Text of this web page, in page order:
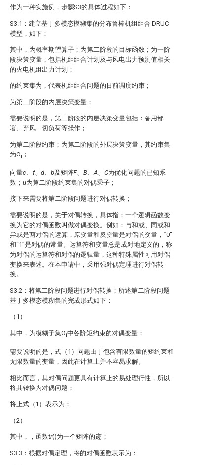
作为一种实施例，步骤S3的具体过程如下：
S3.1：建立基于多模态模糊集的分布鲁棒机组组合 DRUC
模型，如下：
其中， 为概率期望算子； 为第二阶段的目标函数； 为一阶
段决策变量，包括机组组合计划及与风电出力预测值相关
的火电机组出力计划；
的约束集为 ，代表机组组合问题的日前调度约束；
为第二阶段的内层决策变量；
需要说明的是，第二阶段的内层决策变量包括：备用部
署、弃风、切负荷等操作；
为第二阶段约束； 为第二阶段的外层决策变量，其约束集
为Ωi ；
向量c、 f、 d、 b及矩阵F、 B、A、 C为优化问题的已知系
数； u为第二阶段约束集的对偶乘子；
接下来需要将第二阶段问题进行对偶转换；
需要说明的是，关于对偶转换，具体指：一个逻辑函数变
换为它的对偶函数叫做对偶变换。例如：与和或、同或和
异或是两对偶的运算，原变量和反变量是对偶的变量，“0”
和“1”是对偶的常量。运算符和变量总是成对地定义的，称
为对偶的运算符和对偶的逻辑量，这种特殊属性可用对偶
变换来表述。在本申请中，采用强对偶定理进行对偶转
换。
S3.2：将第二阶段问题进行对偶转换；所述第二阶段问题
基于多模态模糊集的完成形式如下：
（1）
其中， 为模糊子集Ωi中各阶矩约束的对偶变量；
需要说明的是，式（1）问题由于包含有限数量的矩约束和
无限数量的变量 ，因此在计算上并不容易求解。
相比而言，其对偶问题更具有计算上的易处理行性，所以
将其转换为对偶问题；
将上式（1）表示为：
（2）
其中， ，函数tr()为一个矩阵的迹；
S3.3：根据对偶定理，将的对偶函数表示为：